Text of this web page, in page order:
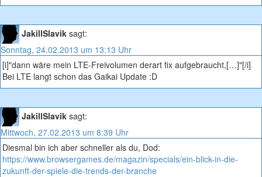
JakillSlavik sagt:
Sonntag, 24.02.2013 um 13:13 Uhr
[i]"dann wäre mein LTE-Freivolumen derart fix aufgebraucht,[…]"[/i]
Bei LTE langt schon das Gaikai Update :D
JakillSlavik sagt:
Mittwoch, 27.02.2013 um 8:39 Uhr
Diesmal bin ich aber schneller als du, Dod:
https://www.browsergames.de/magazin/specials/ein-blick-in-die-
zukunft-der-spiele-die-trends-der-branche